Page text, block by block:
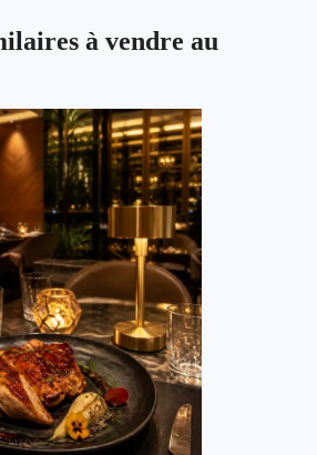
à vendre au